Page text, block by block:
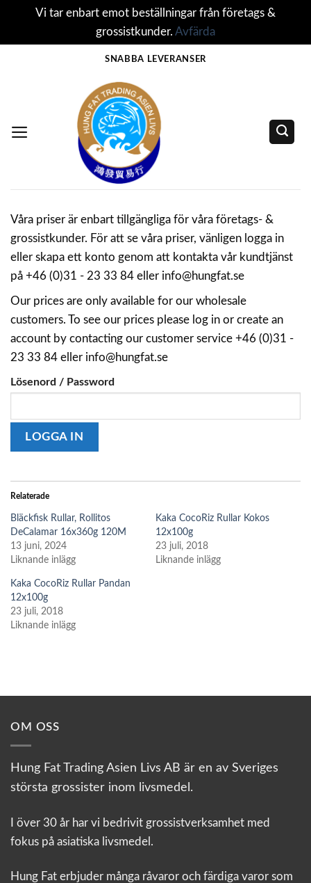
Vi tar enbart emot beställningar från företags &
grossistkunder. Avfärda
SNABBA LEVERANSER
Våra priser är enbart tillgängliga för våra företags- &
grossistkunder. För att se våra priser, vänligen logga in
eller skapa ett konto genom att kontakta vår kundtjänst
på +46 (0)31 - 23 33 84 eller info@hungfat.se
Our prices are only available for our wholesale
customers. To see our prices please log in or create an
account by contacting our customer service +46 (0)31 -
23 33 84 eller info@hungfat.se
Lösenord / Password
Relaterade
Bläckfisk Rullar, Rollitos
DeCalamar 16x360g 120M
13 juni, 2024
Liknande inlägg
Kaka CocoRiz Rullar Kokos
12x100g
23 juli, 2018
Liknande inlägg
Kaka CocoRiz Rullar Pandan
12x100g
23 juli, 2018
Liknande inlägg
OM OSS
Hung Fat Trading Asien Livs AB är en av Sveriges
största grossister inom livsmedel.
I över 30 år har vi bedrivit grossistverksamhet med
fokus på asiatiska livsmedel.
Hung Fat erbjuder många råvaror och färdiga varor som